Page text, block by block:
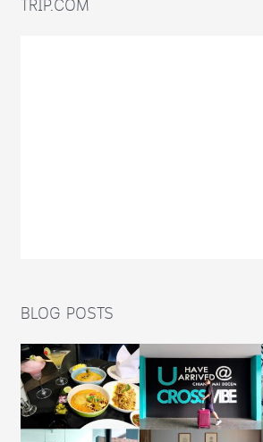
TRIP.COM
BLOG POSTS